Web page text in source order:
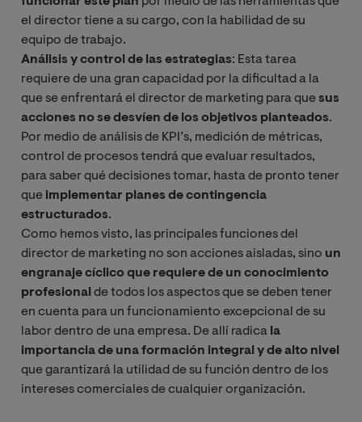
el director tiene a su cargo, con la habilidad de su
equipo de trabajo.
Análisis y control de las estrategias: Esta tarea
requiere de una gran capacidad por la dificultad a la
que se enfrentará el director de marketing para quesus
acciones no se desvíen de los objetivos planteados.
Por medio de análisis de KPI’s, medición de métricas,
control de procesos tendrá que evaluar resultados,
para saber qué decisiones tomar, hasta de pronto tener
que implementar planes de contingencia
estructurados.
Como hemos visto, las principales funciones del
director de marketing no son acciones aisladas, sino un
engranaje cíclico que requiere de un conocimiento
profesional de todos los aspectos que se deben tener
en cuenta para un funcionamiento excepcional de su
labor dentro de una empresa. De allí radica la
importancia de una formación integral y de alto nivel
que garantizará la utilidad de su función dentro de los
intereses comerciales de cualquier organización.